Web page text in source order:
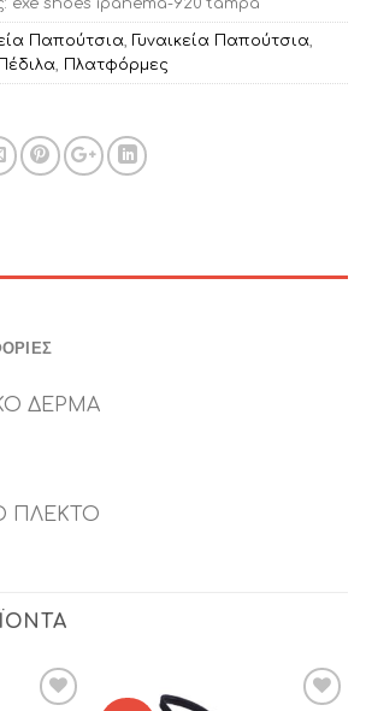
exe shoes ipanema-920 tampa
Παπούτσια, Γυναικεία Παπούτσια,
, Πλατφόρμες
ΔΕΡΜΑ
ΠΛΕΚΤΟ